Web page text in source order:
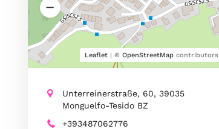
Leaflet| © OpenStreetMapcontributors
Unterreinerstraße, 60, 39035
Monguelfo-Tesido BZ
+393487062776